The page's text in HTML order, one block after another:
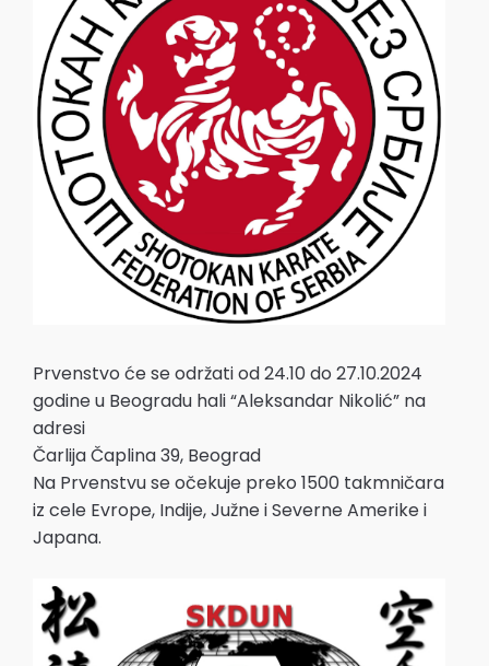
Prvenstvo će se održati od 24.10 do 27.10.2024
godine u Beogradu hali “Aleksandar Nikolić” na
adresi
Čarlija Čaplina 39, Beograd
Na Prvenstvu se očekuje preko 1500 takmničara
iz cele Evrope, Indije, Južne i Severne Amerike i
Japana.